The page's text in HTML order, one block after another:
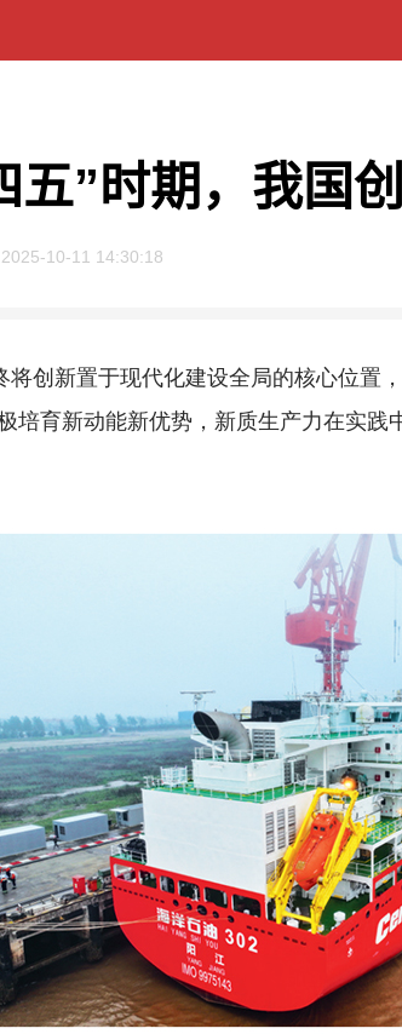
五”时期，我国
2025-10-11 14:30:18
创新置于现代化建设全局的核心位置
培育新动能新优势，新质生产力在实